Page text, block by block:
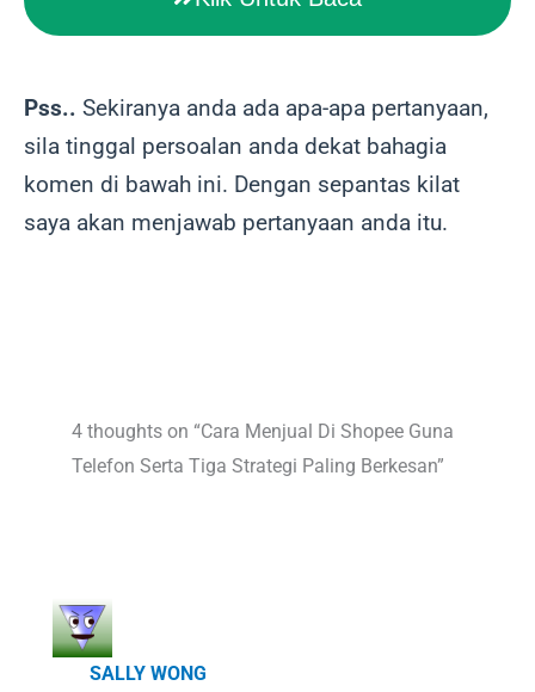
Pss.. Sekiranya anda ada apa-apa pertanyaan,
sila tinggal persoalan anda dekat bahagia
komen di bawah ini. Dengan sepantas kilat
saya akan menjawab pertanyaan anda itu.
4 thoughts on “Cara Menjual Di Shopee Guna
Telefon Serta Tiga Strategi Paling Berkesan”
SALLY WONG